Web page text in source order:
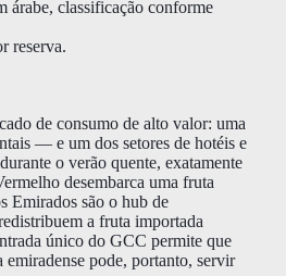
árabe, classificação conforme
reserva.
de consumo de alto valor: uma
— e um dos setores de hotéis e
o verão quente, exatamente
desembarca uma fruta
Emirados são o hub de
a fruta importada
único do GCC permite que
pode, portanto, servir